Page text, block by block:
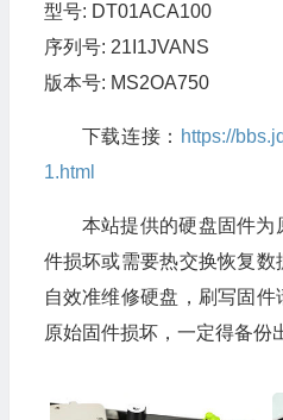
型号: DT01ACA100
序列号: 21I1JVANS
版本号: MS2OA750
下载连接： https://
1.html
本站提供的硬盘固件为
件损坏或需要热交换恢复
自效准维修硬盘，刷写固
原始固件损坏，一定得备份